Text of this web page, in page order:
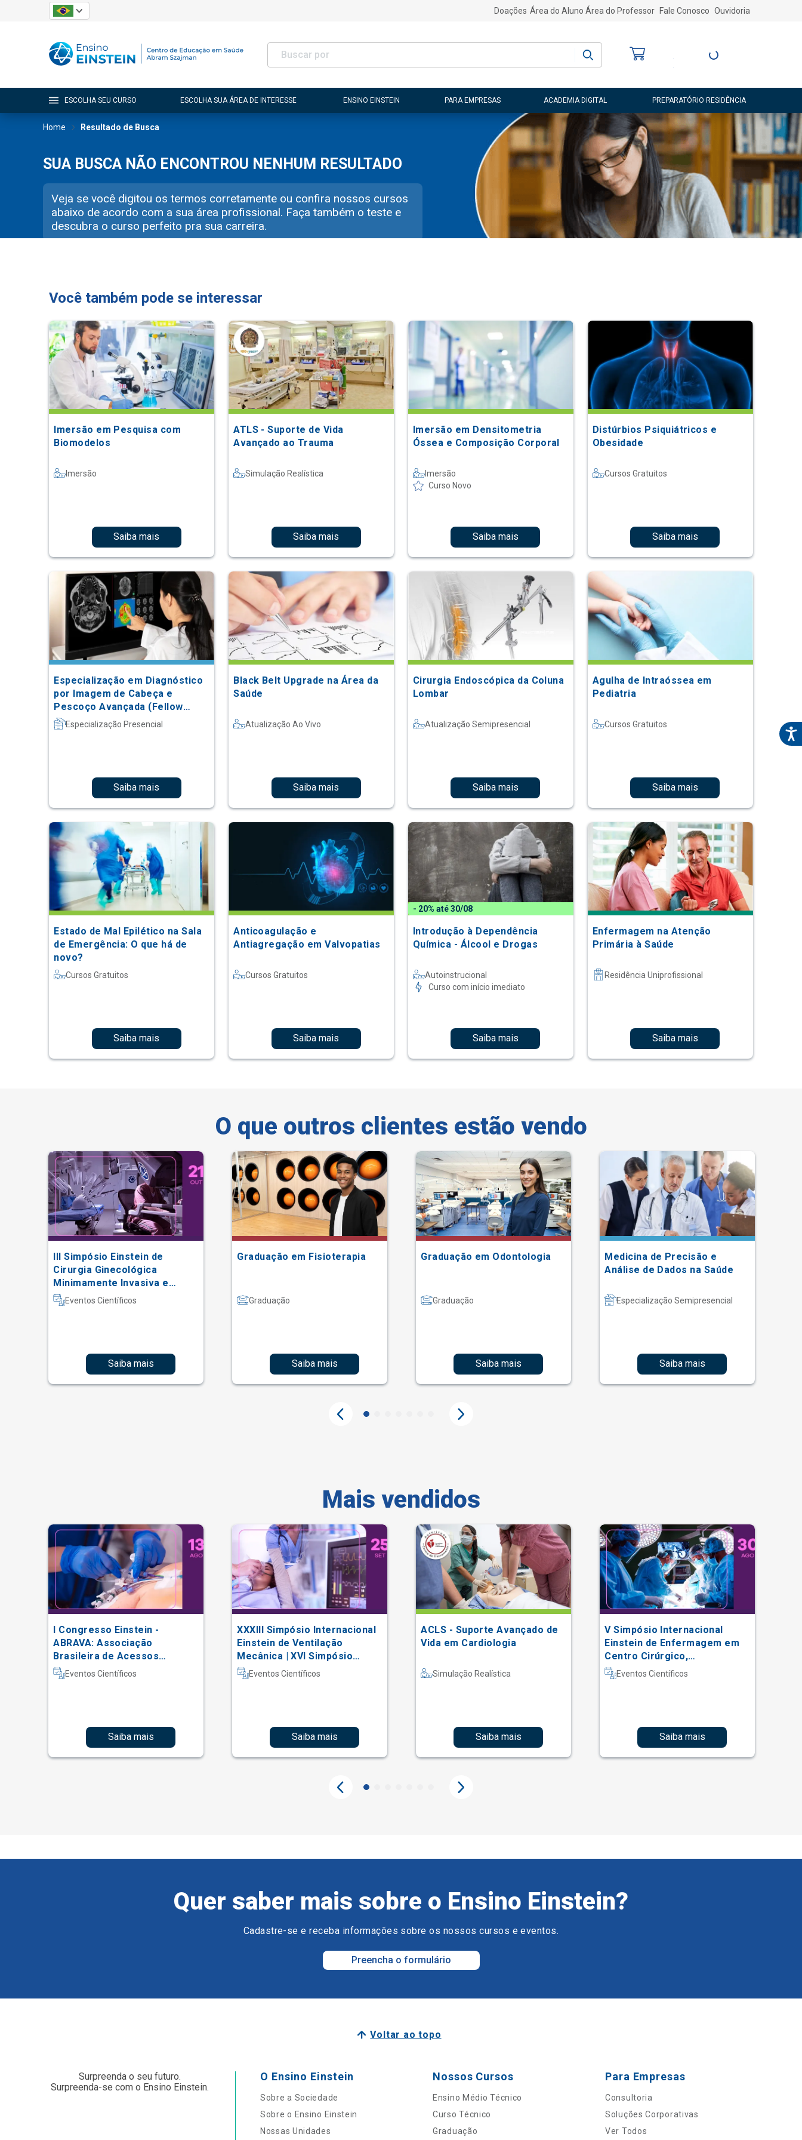
Doações Área do Aluno Área do Professor Fale Conosco Ouvidoria
Entre ou Cadastre-
ESCOLHA SEU CURSO ESCOLHA SUA ÁREA DE INTERESSE ENSINO EINSTEIN PARA EMPRESAS ACADEMIA DIGITAL PREPARATÓRIO RESIDÊNCIA
Home Resultado de Busca
SUA BUSCA NÃO ENCONTROU NENHUM RESULTADO
Veja se você digitou os termos corretamente ou confira nossos cursos
abaixo de acordo com a sua área profissional. Faça também o teste e
descubra o curso perfeito pra sua carreira.
Você também pode se interessar
Imersão em Pesquisa com
Biomodelos
Imersão
Saiba mais
ATLS - Suporte de Vida
Avançado ao Trauma
Simulação Realística
Saiba mais
Imersão em Densitometria
Óssea e Composição Corporal
Imersão
Curso Novo
Saiba mais
Distúrbios Psiquiátricos e
Obesidade
Cursos Gratuitos
Saiba mais
Especialização em Diagnóstico
por Imagem de Cabeça e
Pescoço Avançada (Fellow
Nível 5)
Especialização Presencial
Saiba mais
Black Belt Upgrade na Área da
Saúde
Atualização Ao Vivo
Saiba mais
Cirurgia Endoscópica da Coluna
Lombar
Atualização Semipresencial
Saiba mais
Agulha de Intraóssea em
Pediatria
Cursos Gratuitos
Saiba mais
Estado de Mal Epilético na Sala
de Emergência: O que há de
novo?
Cursos Gratuitos
Saiba mais
Anticoagulação e
Antiagregação em Valvopatias
Cursos Gratuitos
Saiba mais
- 20% até 30/08
Introdução à Dependência
Química - Álcool e Drogas
Autoinstrucional
Curso com início imediato
Saiba mais
Enfermagem na Atenção
Primária à Saúde
Residência Uniprofissional
Saiba mais
O que outros clientes estão vendo
III Simpósio Einstein de
Cirurgia Ginecológica
Minimamente Invasiva e
Robótica
Eventos Científicos
Saiba mais
Graduação em Fisioterapia
Graduação
Saiba mais
Graduação em Odontologia
Graduação
Saiba mais
Medicina de Precisão e
Análise de Dados na Saúde
Especialização Semipresencial
Saiba mais
Mais vendidos
I Congresso Einstein -
ABRAVA: Associação
Brasileira de Acessos
Vasculares
Eventos Científicos
Saiba mais
XXXIII Simpósio Internacional
Einstein de Ventilação
Mecânica | XVI Simpósio
Internacional Einstein de
Fisioterapia em Terapia
Eventos Científicos
Saiba mais
ACLS - Suporte Avançado de
Vida em Cardiologia
Simulação Realística
Saiba mais
V Simpósio Internacional
Einstein de Enfermagem em
Centro Cirúrgico,
Recuperação Anestésica e
Centro de Material e
Eventos Científicos
Saiba mais
Quer saber mais sobre o Ensino Einstein?
Cadastre-se e receba informações sobre os nossos cursos e eventos.
Preencha o formulário
Voltar ao topo
Surpreenda o seu futuro.
Surpreenda-se com o Ensino Einstein.
O Ensino Einstein
Sobre a Sociedade
Sobre o Ensino Einstein
Nossas Unidades
Nossos Cursos
Ensino Médio Técnico
Curso Técnico
Graduação
Para Empresas
Consultoria
Soluções Corporativas
Ver Todos